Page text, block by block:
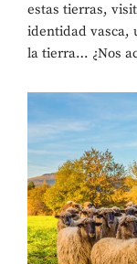
estas tierras,
identidad vasca,
la tierra… ¿Nos